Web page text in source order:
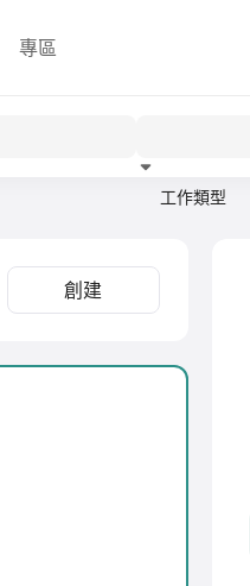
專區
工作類型
創建